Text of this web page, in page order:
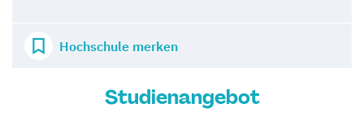
Hochschule merken
Studienangebot